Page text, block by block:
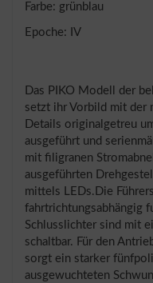
Farbe: grünblau
Epoche: IV
Das PIKO Modell der
setzt ihr Vorbild mit der
Details originalgetreu
ausgeführt und
mit filigranen
ausgeführten
mittels LEDs.Die
fahrtrichtungsabhängig
Schlusslichter sind mit
schaltbar. Für den
sorgt ein starker
ausgewuchteten